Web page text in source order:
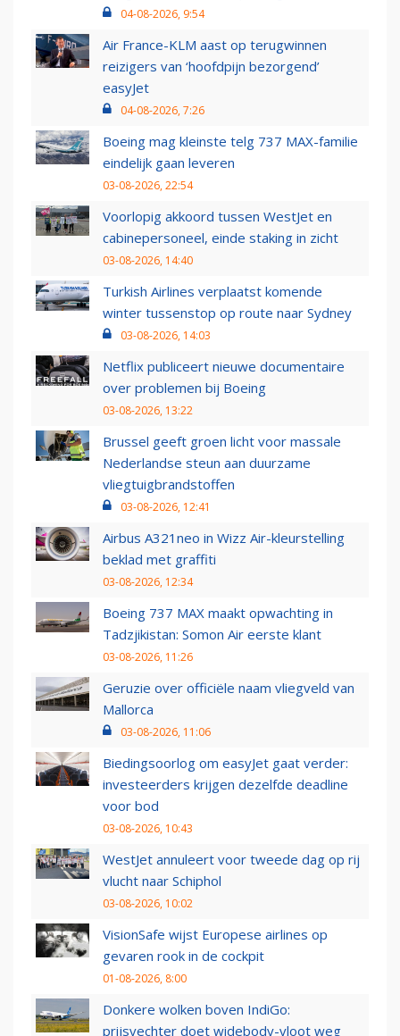
04-08-2026, 9:54
Air France-KLM aast op terugwinnen
reizigers van ‘hoofdpijn bezorgend’
easyJet
04-08-2026, 7:26
Boeing mag kleinste telg 737 MAX-familie
eindelijk gaan leveren
03-08-2026, 22:54
Voorlopig akkoord tussen WestJet en
cabinepersoneel, einde staking in zicht
03-08-2026, 14:40
Turkish Airlines verplaatst komende
winter tussenstop op route naar Sydney
03-08-2026, 14:03
Netflix publiceert nieuwe documentaire
over problemen bij Boeing
03-08-2026, 13:22
Brussel geeft groen licht voor massale
Nederlandse steun aan duurzame
vliegtuigbrandstoffen
03-08-2026, 12:41
Airbus A321neo in Wizz Air-kleurstelling
beklad met graffiti
03-08-2026, 12:34
Boeing 737 MAX maakt opwachting in
Tadzjikistan: Somon Air eerste klant
03-08-2026, 11:26
Geruzie over officiële naam vliegveld van
Mallorca
03-08-2026, 11:06
Biedingsoorlog om easyJet gaat verder:
investeerders krijgen dezelfde deadline
voor bod
03-08-2026, 10:43
WestJet annuleert voor tweede dag op rij
vlucht naar Schiphol
03-08-2026, 10:02
VisionSafe wijst Europese airlines op
gevaren rook in de cockpit
01-08-2026, 8:00
Donkere wolken boven IndiGo:
prijsvechter doet widebody-vloot weg